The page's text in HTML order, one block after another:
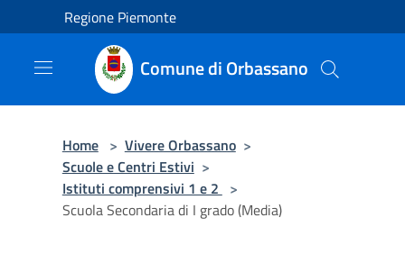
Salta al contenuto principale
Regione Piemonte
Comune di Orbassano
Home > Vivere Orbassano >
Scuole e Centri Estivi >
Istituti comprensivi 1 e 2 >
Scuola Secondaria di I grado (Media)